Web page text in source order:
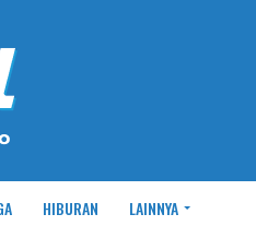
HIBURAN LAINNYA